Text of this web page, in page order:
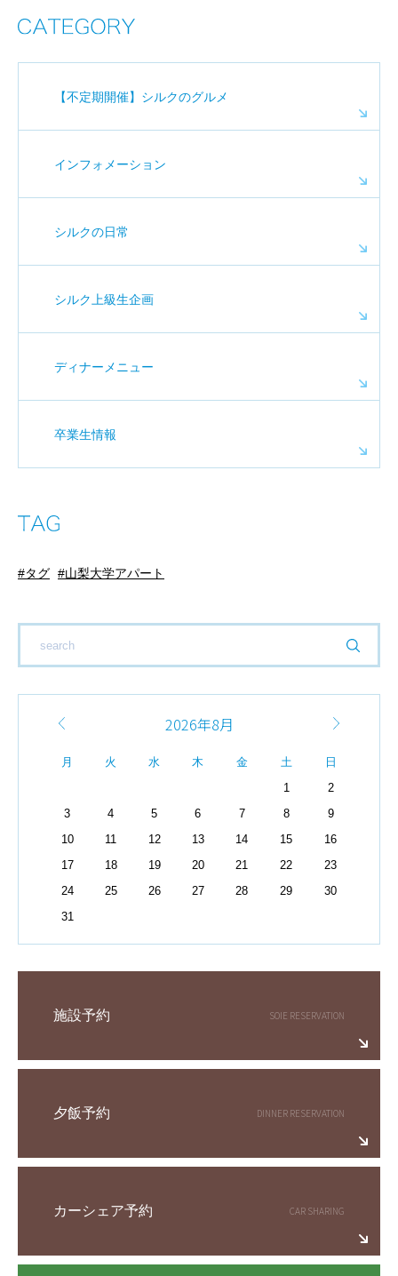
【不定期開催】シルクのグルメ
インフォメーション
シルクの日常
シルク上級生企画
ディナーメニュー
卒業生情報
タグ 山梨大学アパート
2026年8月
月 火 水 木 金 土
日
1
2
3
4 5 6 7 8
9
10
11 12 13 14 15
16
17
18 19 20 21 22
23
24
25 26 27 28 29
30
31
施設予約
夕飯予約
カーシェア予約